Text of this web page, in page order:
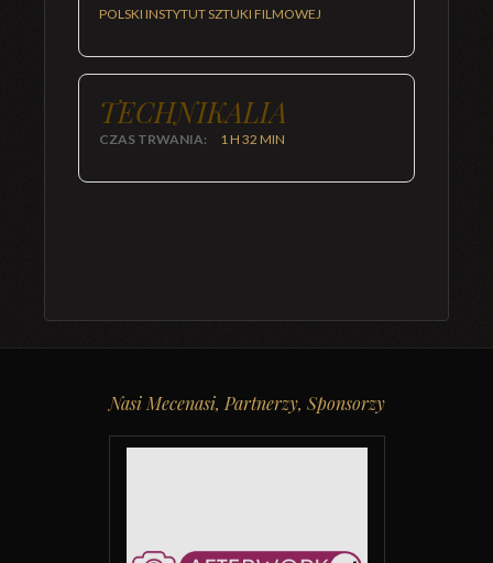
POLSKI INSTYTUT SZTUKI FILMOWEJ
TECHNIKALIA
CZAS TRWANIA: 1 H 32 MIN
Nasi Mecenasi, Partnerzy, Sponsorzy